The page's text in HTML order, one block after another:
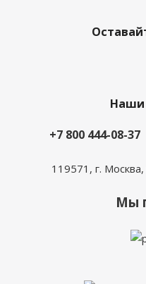
Наши
+7 800 444-08-37
119571, г. Москва
Мы